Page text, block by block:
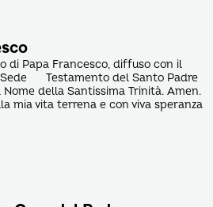
di Papa Francesco, diffuso con il
Testamento del Santo Padre
della Santissima Trinità. Amen.
mia vita terrena e con viva speranza